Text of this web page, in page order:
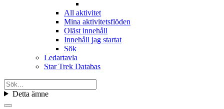
All aktivitet
Mina aktivitetsflöden
Oläst innehåll
Innehåll jag startat
Sök
Ledartavla
Star Trek Databas
Detta ämne